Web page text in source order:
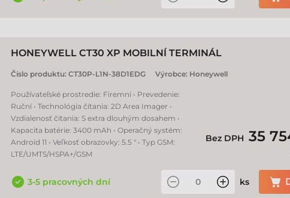
HONEYWELL CT30 XP MOBILNÍ TERMINÁL
Číslo produktu: CT30P-L1N-38D1EDG Výrobce: Honeywell
Používateľské prostredie: Firemní • Prevedenie:
Ruční • Technológia čítania: 2D Area Imager •
Vzdialenosť čítania: S extra dlouhým dosahem •
Kapacita batérie: 3400 mAh • Operačný systém:
Android 11 • Veľkosť obrazovky: 5.5 " • Typ GSM:
LTE/UMTS/HSPA+/GSM
Bez DPH 35
3-5 pracovných dní ks